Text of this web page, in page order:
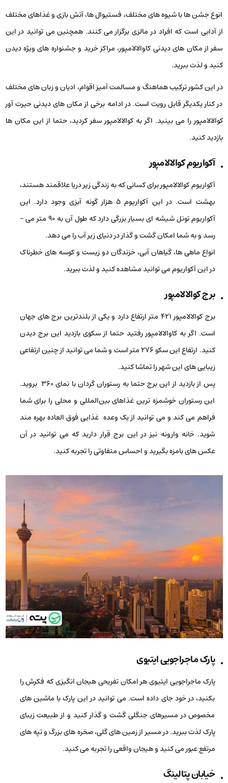
انوع جشن­ ها با شیوه ­های مختلف، فستیوال­ ها، آتش­ بازی و غذاهای مختلف
از آدابی است که افراد در مالزی برگزار می­ کنند. همچنین می­ توانید در این
سفر از مکان‌ های دیدنی کاوالالامپور، مراکز خرید و جشنواره‌ های ویژه­ دیدن
کنید و لذت ببرید.
در این کشور ترکیب هماهنگ و مسالمت‌ آمیز اقوام، ادیان و زبان‌ های مختلف
در کنار یکدیگر قابل رویت است. در ادامه برخی از مکان‌ های دیدنی حیرت­ آور
کوالالامپور را می­ بینید. اگر به کوالالامپور سفر کردید، حتما از این مکان‌ ها
بازدید کنید.
آکواریوم کوالالامپور
آکواریوم کوالالامپور برای کسانی که به زندگی زیر دریا علاقمند هستند،
بهشت است. در این آکواریوم 5 هزار گونه آبزی وجود دارد. این
آکواریوم تونل شیشه ­ای بسیار بزرگی دارد که طول آن به 90 متر می ­
رسد و به شما امکان گشت­ و گذار در دنیای زیر آب را می­ دهد.
انواع ماهی‌ ها، گیاهان آبی، خزندگان دو زیست و کوسه‌ های خطرناک
در این آکواریوم می­ توانید مشاهده کنید و لذت ببرید.
برج کوالالامپور
برج کوالالامپور ۴۲۱ متر ارتفاع دارد و یکی از بلندترین برج‌ های جهان
است. اگر به کاوالالامپور رفتید حتما از سکوی بازدید این برج دیدن
کنید. ارتفاع این سکو ۲۷۶ متر است و شما می­ توانید از چنین ارتفاعی
زیبایی­ های این شهر را تماشا کنید.
پس از بازدید از این برج حتما به رستوران گردان با نمای ۳۶۰ بروید.
این رستوران خوشمزه‌ ترین غذاهای بین‌المللی و محلی را برای شما
فراهم می­ کند و می ­توانید از یک وعده­ غذایی فوق­ العاده بهره­ مند
شوید. خانه­ وارونه نیز در این برج قرار دارید که می ­توانید در آن
عکس­ های بامزه بگیرید و احساس متفاوتی را تجربه کنید.
پارک ماجراجویی ای­تی­وی
پارک ماجراجویی ای­تی­وی هر امکان تفریحی هیجان­ انگیزی که فکرش را
بکنید، در خود جای داده است. می ­توانید در این پارک با ماشین­ های
مخصوص در مسیرهای جنگلی گشت و گذار کنید و از طبیعت زیبای
پارک لذت ببرید. در مسیر از زمین‌ های گلی، صخره‌ های بزرگ و تپه‌ های
مرتفع عبور می­ کنید و هیجان واقعی را تجربه می­ کنید.
خیابان پتالینگ